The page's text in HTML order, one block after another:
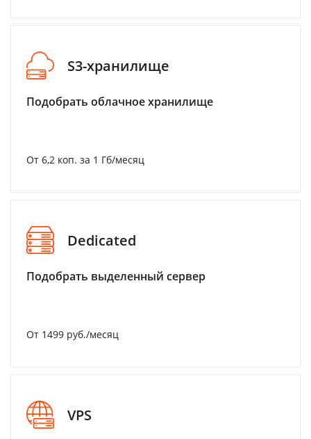
S3-хранилище
Подобрать облачное хранилище
От 6,2 коп. за 1 Гб/месяц
Dedicated
Подобрать выделенный сервер
От 1499 руб./месяц
VPS